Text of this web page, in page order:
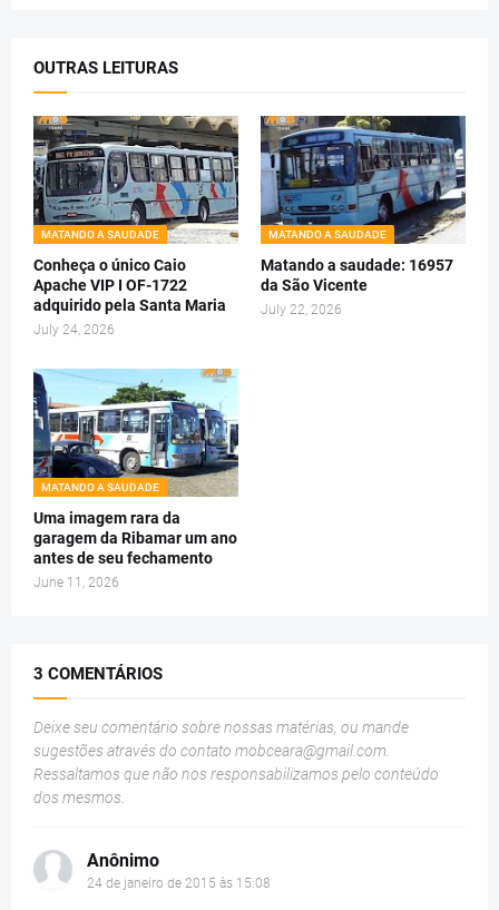
OUTRAS LEITURAS
MATANDO A SAUDADE
Conheça o único Caio
Apache VIP I OF-1722
adquirido pela Santa Maria
July 24, 2026
MATANDO A SAUDADE
Matando a saudade: 16957
da São Vicente
July 22, 2026
MATANDO A SAUDADE
Uma imagem rara da
garagem da Ribamar um ano
antes de seu fechamento
June 11, 2026
3 COMENTÁRIOS
Deixe seu comentário sobre nossas matérias, ou mande
sugestões através do contato mobceara@gmail.com.
Ressaltamos que não nos responsabilizamos pelo conteúdo
dos mesmos.
Anônimo
24 de janeiro de 2015 às 15:08